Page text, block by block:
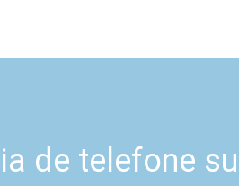
de telefone